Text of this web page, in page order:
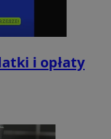
i opłaty